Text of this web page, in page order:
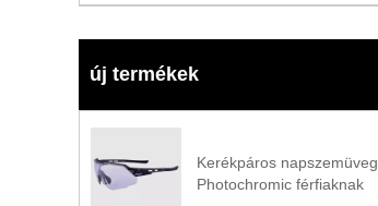
új termékek
Kerékpáros napszemüveg
Photochromic férfiaknak